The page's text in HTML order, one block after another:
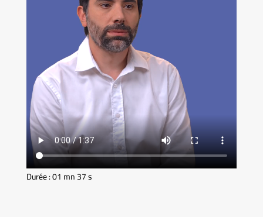
Durée : 01 mn 37 s